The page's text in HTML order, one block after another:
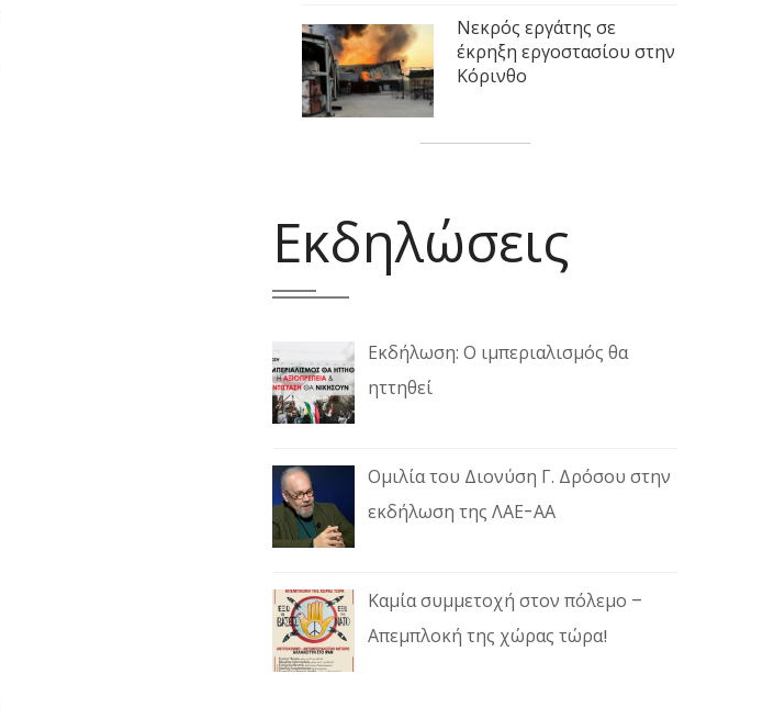
Νεκρός εργάτης σε
έκρηξη εργοστασίου στην
Κόρινθο
Εκδηλώσεις
Εκδήλωση: Ο ιμπεριαλισμός θα
ηττηθεί
Ομιλία του Διονύση Γ. Δρόσου στην
εκδήλωση της ΛΑΕ-ΑΑ
Καμία συμμετοχή στον πόλεμο –
Απεμπλοκή της χώρας τώρα!